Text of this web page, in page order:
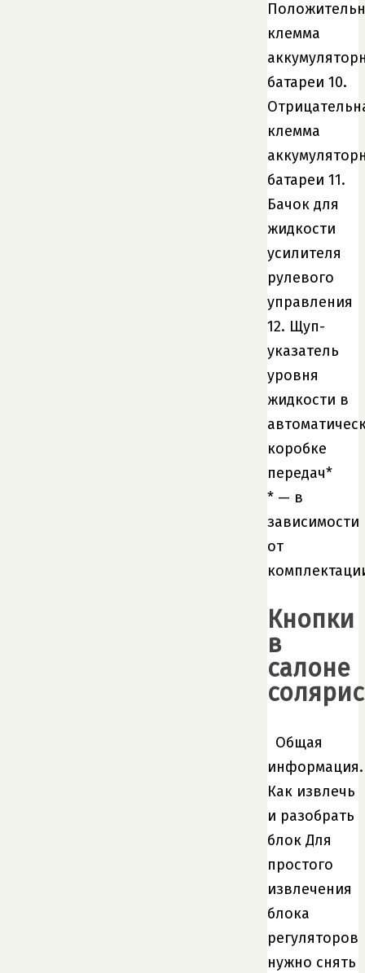
клемма
батареи 10.
клемма
батареи 11.
Бачок для
жидкости
усилителя
рулевого
управления
12. Щуп-
указатель
уровня
жидкости в
коробке
передач*
* — в
зависимости
от
Кнопки
в
салоне
Общая
информация.
Как извлечь
и разобрать
блок Для
простого
извлечения
блока
регуляторов
нужно снять